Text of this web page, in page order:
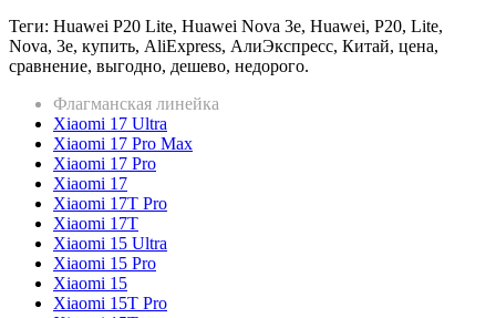
Теги: Huawei P20 Lite, Huawei Nova 3e, Huawei, P20, Lite,
Nova, 3e, купить, AliExpress, АлиЭкспресс, Китай, цена,
сравнение, выгодно, дешево, недорого.
Флагманская линейка
Xiaomi 17 Ultra
Xiaomi 17 Pro Max
Xiaomi 17 Pro
Xiaomi 17
Xiaomi 17T Pro
Xiaomi 17T
Xiaomi 15 Ultra
Xiaomi 15 Pro
Xiaomi 15
Xiaomi 15T Pro